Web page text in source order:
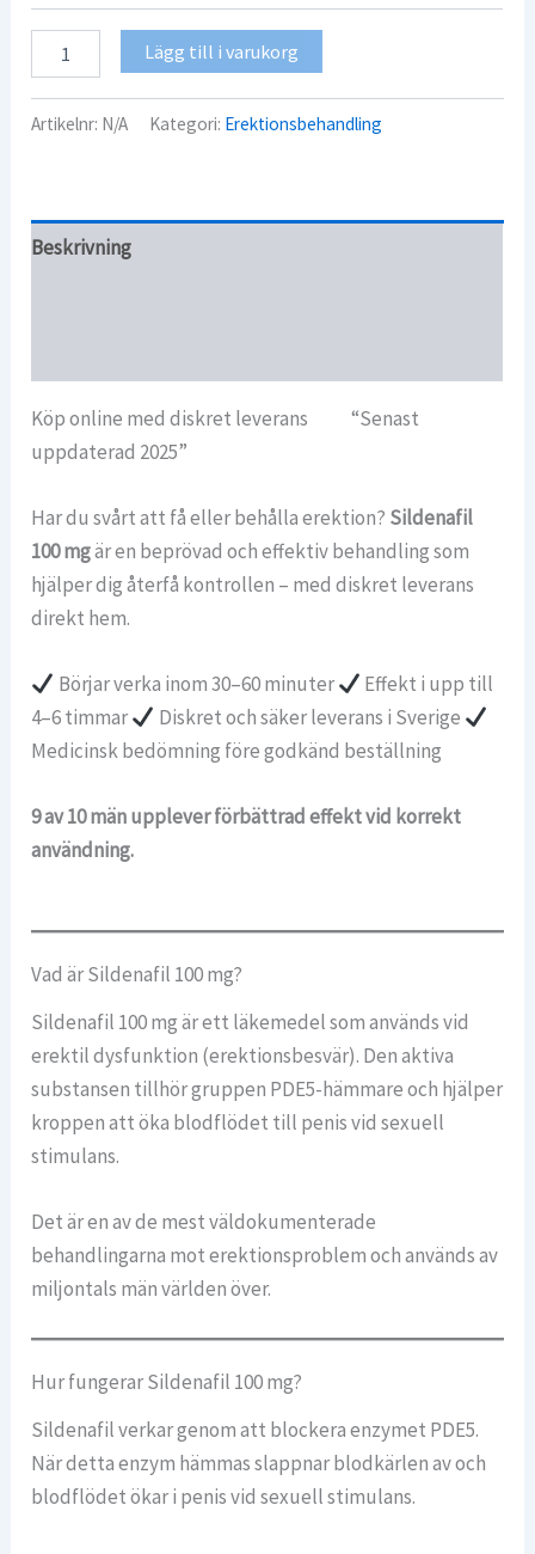
mängd
Lägg till i varukorg
Artikelnr: N/A Kategori: Erektionsbehandling
Beskrivning
Köp online med diskret leverans “Senast
uppdaterad 2025”
Har du svårt att få eller behålla erektion? Sildenafil
100 mgär en beprövad och effektiv behandling som
hjälper dig återfå kontrollen – med diskret leverans
direkt hem.
Börjar verka inom 30–60 minuter
Effekt i upp till
4–6 timmar
Diskret och säker leverans i Sverige
Medicinsk bedömning före godkänd beställning
9 av 10 män upplever förbättrad effekt vid korrekt
användning.
Vad är Sildenafil 100 mg?
Sildenafil 100 mg är ett läkemedel som används vid
erektil dysfunktion (erek­tionsbesvär). Den aktiva
substansen tillhör gruppen PDE5-hämmare och hjälper
kroppen att öka blodflödet till penis vid sexuell
stimulans.
Det är en av de mest väldokumenterade
behandlingarna mot erektionsproblem och används av
miljontals män världen över.
Hur fungerar Sildenafil 100 mg?
Sildenafil verkar genom att blockera enzymet PDE5.
När detta enzym hämmas slappnar blodkärlen av och
blodflödet ökar i penis vid sexuell stimulans.